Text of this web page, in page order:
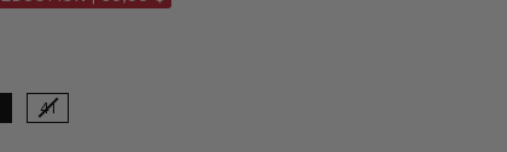
41